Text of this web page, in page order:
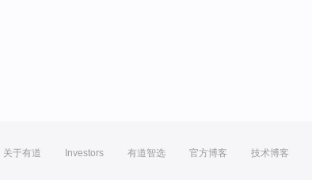
关于有道 Investors 有道智选 官方博客 技术博客